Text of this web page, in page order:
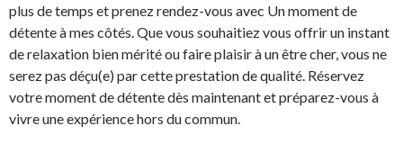
plus de temps et prenez rendez-vous avec Un moment de
détente à mes côtés. Que vous souhaitiez vous offrir un instant
de relaxation bien mérité ou faire plaisir à un être cher, vous ne
serez pas déçu(e) par cette prestation de qualité. Réservez
votre moment de détente dès maintenant et préparez-vous à
vivre une expérience hors du commun.